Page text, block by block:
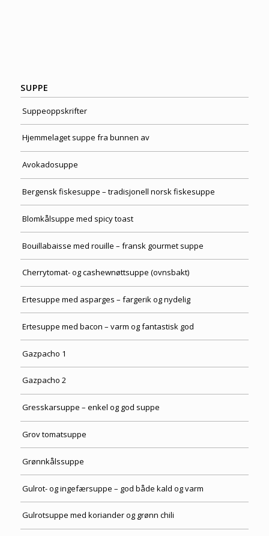
SUPPE
Suppeoppskrifter
Hjemmelaget suppe fra bunnen av
Avokadosuppe
Bergensk fiskesuppe – tradisjonell norsk fiskesuppe
Blomkålsuppe med spicy toast
Bouillabaisse med rouille – fransk gourmet suppe
Cherrytomat- og cashewnøttsuppe (ovnsbakt)
Ertesuppe med asparges – fargerik og nydelig
Ertesuppe med bacon – varm og fantastisk god
Gazpacho 1
Gazpacho 2
Gresskarsuppe – enkel og god suppe
Grov tomatsuppe
Grønnkålssuppe
Gulrot- og ingefærsuppe – god både kald og varm
Gulrotsuppe med koriander og grønn chili